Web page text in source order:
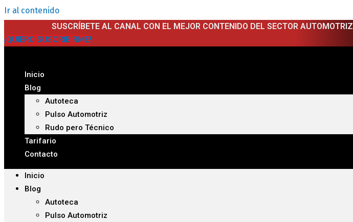
Ir al contenido
SUSCRÍBETE AL CANAL CON EL MEJOR CONTENIDO DEL SECTOR AUTOMOTRIZ
¡QUIERO SUSCRIBIRME!
Inicio
Blog
Autoteca
Pulso Automotriz
Rudo pero Técnico
Tarifario
Contacto
Inicio
Blog
Autoteca
Pulso Automotriz